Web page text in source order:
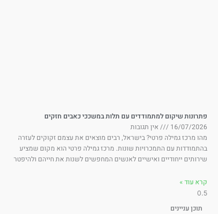
שיקום למתמודדים עם תלות במשככי כאבים חזקים
16/07/
אין תגובות
מרכז גמילה פרטי? בישראל, רבים מוצאים את עצמם זקוקים לעזרה
עם התמכרויות שונות. מרכז גמילה פרטי הוא מקום שמציע
ייחודיים ואישיים לאנשים המחפשים לשנות את חייהם ולהיפטר
עוד »
תוכן עניינים